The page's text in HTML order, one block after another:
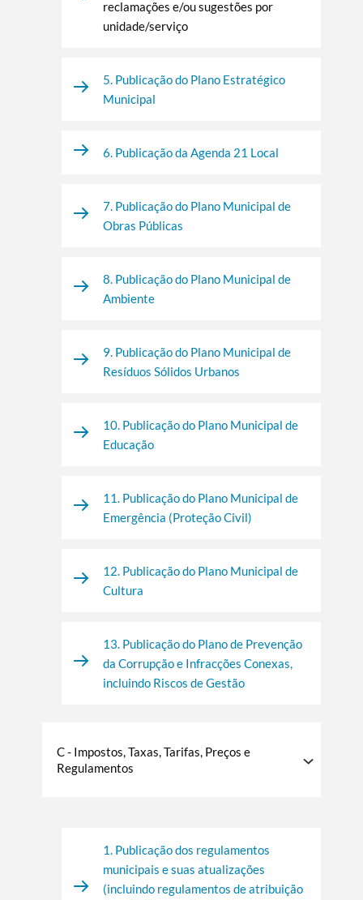
reclamações e/ou sugestões por
unidade/serviço
5. Publicação do Plano Estratégico
Municipal
6. Publicação da Agenda 21 Local
7. Publicação do Plano Municipal de
Obras Públicas
8. Publicação do Plano Municipal de
Ambiente
9. Publicação do Plano Municipal de
Resíduos Sólidos Urbanos
10. Publicação do Plano Municipal de
Educação
11. Publicação do Plano Municipal de
Emergência (Proteção Civil)
12. Publicação do Plano Municipal de
Cultura
13. Publicação do Plano de Prevenção
da Corrupção e Infracções Conexas,
incluindo Riscos de Gestão
C - Impostos, Taxas, Tarifas, Preços e
Regulamentos
1. Publicação dos regulamentos
municipais e suas atualizações
(incluindo regulamentos de atribuição